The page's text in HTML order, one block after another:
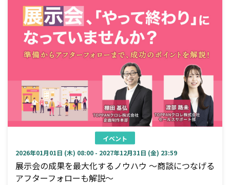
イベント
2026年01月01日 (木) 08:00 - 2027年12月31日 (金) 23:59
展示会の成果を最大化するノウハウ ～商談につなげる
アフターフォローも解説～